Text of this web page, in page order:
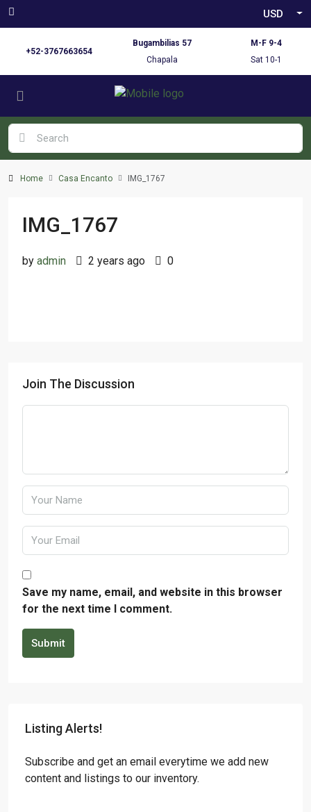
USD
+52-3767663654
Bugambilias 57
Chapala
M-F 9-4
Sat 10-1
Home Casa Encanto IMG_1767
IMG_1767
by admin 2 years ago 0
Join The Discussion
Save my name, email, and website in this browser
for the next time I comment.
Submit
Listing Alerts!
Subscribe and get an email everytime we add new
content and listings to our inventory.